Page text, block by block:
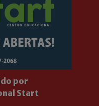
por
Start